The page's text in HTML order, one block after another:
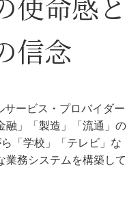
信念
ービス・プロバイダー
融」「製造」「流通」の
「学校」「テレビ」な
業務システムを構築して